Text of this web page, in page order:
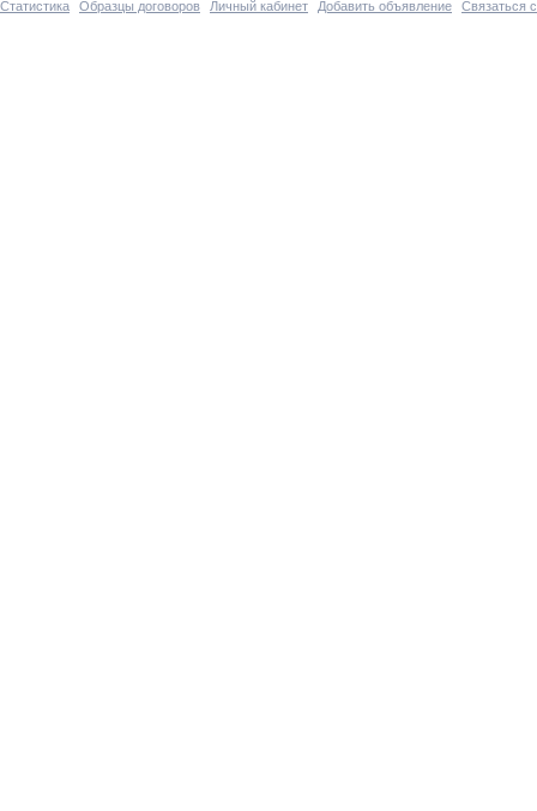
Статистика
Образцы договоров Личный кабинет Добавить объявление Связаться